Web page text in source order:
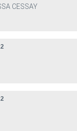
CESSAY